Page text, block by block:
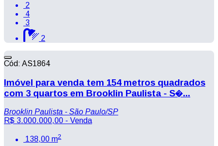
2
4
3
2
Cód: AS1864
Imóvel para venda tem 154 metros quadrados
com 3 quartos em Brooklin Paulista - S�...
Brooklin Paulista - São Paulo/SP
R$ 3.000.000,00 - Venda
138,00 m2